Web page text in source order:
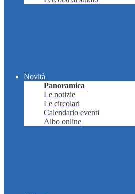
Novità
Panoramica
Le notizie
Le circolari
Calendario eventi
Albo online